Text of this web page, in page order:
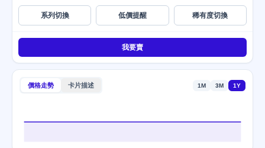
系列切換 低價提醒 稀有度切換
我要賣
價格走勢 卡片描述 1M 3M 1Y